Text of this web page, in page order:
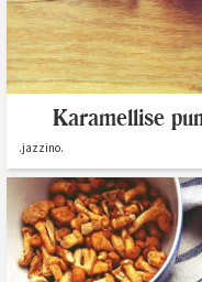
Karamellise
.jazzino.